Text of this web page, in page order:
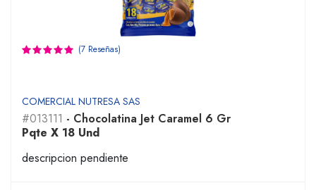
(7 Reseñas)
COMERCIAL NUTRESA SAS
#013111 - Chocolatina Jet Caramel 6 Gr
Pqte X 18 Und
descripcion pendiente